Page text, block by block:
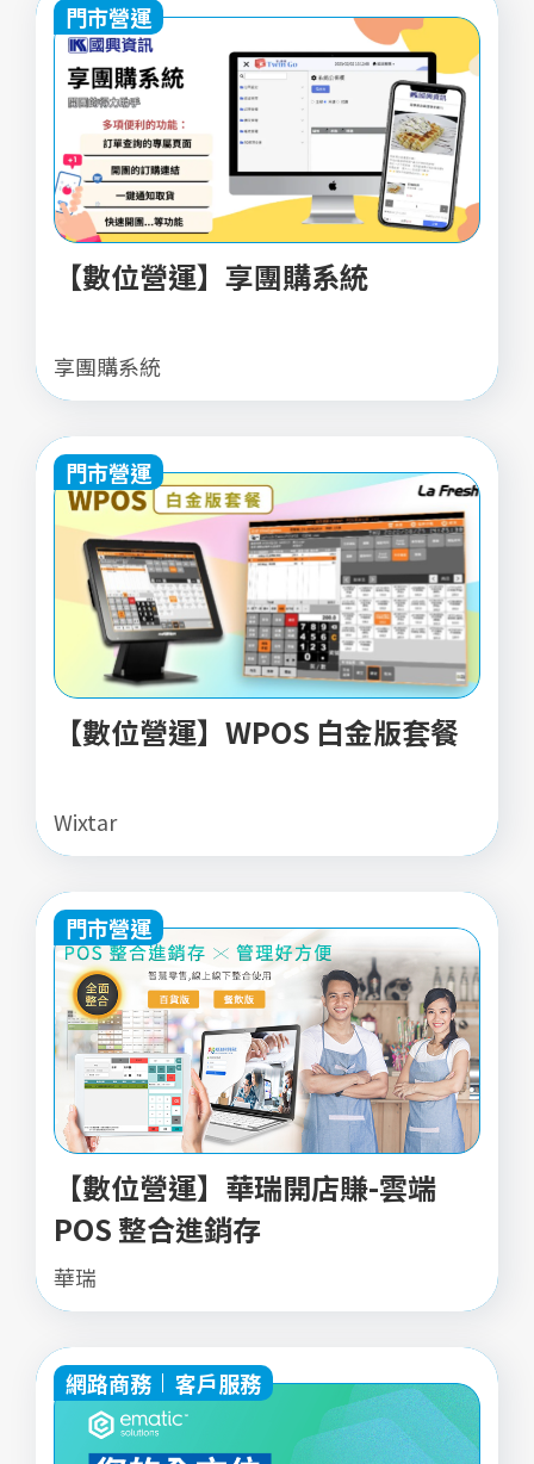
門市營運
【數位營運】享團購系統
享團購系統
門市營運
【數位營運】WPOS 白金版套餐
Wixtar
門市營運
【數位營運】華瑞開店賺-雲端
POS 整合進銷存
華瑞
網路商務 客戶服務